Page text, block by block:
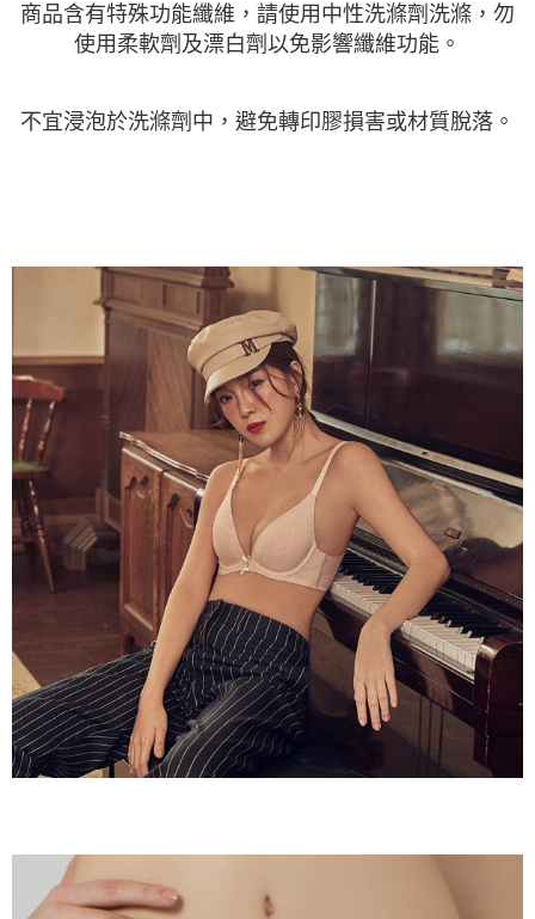
商品含有特殊功能纖維，請使用中性洗滌劑洗滌，勿
使用柔軟劑及漂白劑以免影響纖維功能。
不宜浸泡於洗滌劑中，避免轉印膠損害或材質脫落。